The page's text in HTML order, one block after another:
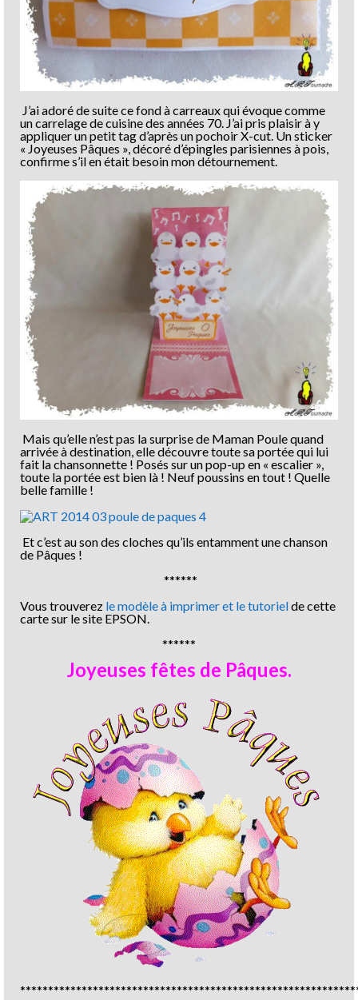
J’ai adoré de suite ce fond à carreaux qui évoque comme
un carrelage de cuisine des années 70. J’ai pris plaisir à y
appliquer un petit tag d’après un pochoir X-cut. Un sticker
« Joyeuses Pâques », décoré d’épingles parisiennes à pois,
confirme s’il en était besoin mon détournement.
Mais qu’elle n’est pas la surprise de Maman Poule quand
arrivée à destination, elle découvre toute sa portée qui lui
fait la chansonnette ! Posés sur un pop-up en « escalier »,
toute la portée est bien là ! Neuf poussins en tout ! Quelle
belle famille !
Et c’est au son des cloches qu’ils entamment une chanson
de Pâques !
******
Vous trouverez le modèle à imprimer et le tutorielde cette
carte sur le site EPSON.
******
Joyeuses fêtes de Pâques.